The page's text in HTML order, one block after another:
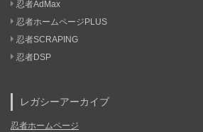
忍者AdMax
忍者ホームページPLUS
忍者SCRAPING
忍者DSP
レガシーアーカイブ
忍者ホームページ